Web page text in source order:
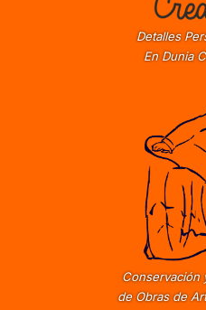
Detalles
En Dunia
Conservación
de Obras de